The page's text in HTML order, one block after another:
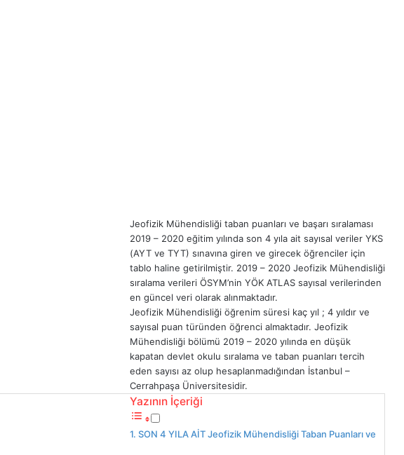
Jeofizik Mühendisliği taban puanları ve başarı sıralaması
2019 – 2020 eğitim yılında son 4 yıla ait sayısal veriler YKS
(AYT ve TYT) sınavına giren ve girecek öğrenciler için
tablo haline getirilmiştir. 2019 – 2020 Jeofizik Mühendisliği
sıralama verileri ÖSYM’nin YÖK ATLAS sayısal verilerinden
en güncel veri olarak alınmaktadır.
Jeofizik Mühendisliği öğrenim süresi kaç yıl ; 4 yıldır ve
sayısal puan türünden öğrenci almaktadır. Jeofizik
Mühendisliği bölümü 2019 – 2020 yılında en düşük
kapatan devlet okulu sıralama ve taban puanları tercih
eden sayısı az olup hesaplanmadığından İstanbul –
Cerrahpaşa Üniversitesidir.
Yazının İçeriği
SON 4 YILA AİT Jeofizik Mühendisliği Taban Puanları ve